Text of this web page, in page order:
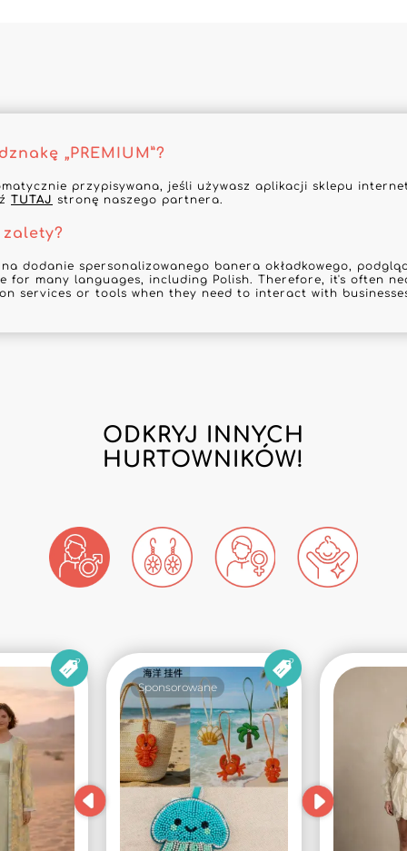
„PREMIUM”?
przypisywana, jeśli używasz aplikacji sklepu
TUTAJ stronę naszego partnera.
dodanie spersonalizowanego banera okładkowego,
for many languages, including Polish. Therefore, it's often
services or tools when they need to interact with
ODKRYJ INNYCH
HURTOWNIKÓW!
Sponsorowane